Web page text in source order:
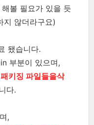
볼 필요가 있을 듯
지 않더라구요)
됐습니다.
부분이 있으며,
키징 파일들을삭
다.
,